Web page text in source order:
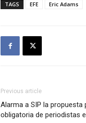
TAGS EFE Eric Adams
Previous article
Alarma a SIP la propuesta
obligatoria de periodistas